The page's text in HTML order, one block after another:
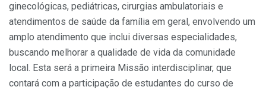
ginecológicas, pediátricas, cirurgias ambulatoriais e
atendimentos de saúde da família em geral, envolvendo um
amplo atendimento que inclui diversas especialidades,
buscando melhorar a qualidade de vida da comunidade
local. Esta será a primeira Missão interdisciplinar, que
contará com a participação de estudantes do curso de